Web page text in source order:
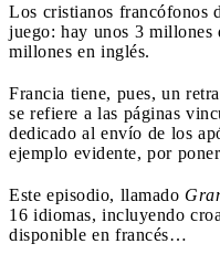
Los cristianos francófonos
juego: hay unos 3 millones
millones en inglés.
Francia tiene, pues, un
se refiere a las páginas
dedicado al envío de los
ejemplo evidente, por
Este episodio, llamado
16 idiomas, incluyendo
disponible en francés…